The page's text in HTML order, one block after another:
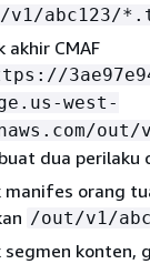
v1/abc123/
CMAF
west-
dua perilaku
manifes orang
/out/v1/
segmen konten,